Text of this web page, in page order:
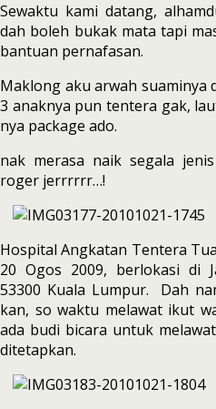
Sewaktu kami datang,
dah boleh bukak mata tapi
bantuan pernafasan.
Maklong aku arwah suaminya
3 anaknya pun tentera gak,
nya package ado.
nak merasa naik segala
roger jerrrrrr…!
Hospital Angkatan Tentera
20 Ogos 2009, berlokasi di
53300 Kuala Lumpur. Dah
kan, so waktu melawat ikut
ada budi bicara untuk
ditetapkan.